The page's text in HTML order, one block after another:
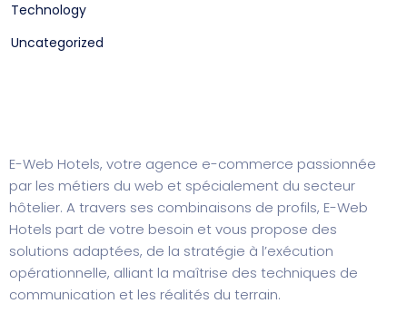
Technology
Uncategorized
E-Web Hotels, votre agence e-commerce passionnée
par les métiers du web et spécialement du secteur
hôtelier. A travers ses combinaisons de profils, E-Web
Hotels part de votre besoin et vous propose des
solutions adaptées, de la stratégie à l’exécution
opérationnelle, alliant la maîtrise des techniques de
communication et les réalités du terrain.